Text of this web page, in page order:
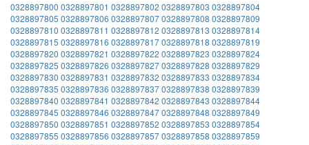
0328897800 0328897801 0328897802 0328897803 0328897804
0328897805 0328897806 03288978070328897808 0328897809
0328897810 0328897811 0328897812 0328897813 0328897814
0328897815 0328897816 03288978170328897818 0328897819
0328897820 0328897821 0328897822 0328897823 0328897824
0328897825 0328897826 03288978270328897828 0328897829
0328897830 0328897831 0328897832 0328897833 0328897834
0328897835 0328897836 03288978370328897838 0328897839
0328897840 0328897841 0328897842 0328897843 0328897844
0328897845 0328897846 03288978470328897848 0328897849
0328897850 0328897851 0328897852 0328897853 0328897854
0328897855 0328897856 03288978570328897858 0328897859